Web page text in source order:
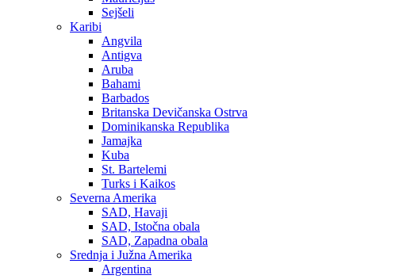
Sejšeli
Karibi
Angvila
Antigva
Aruba
Bahami
Barbados
Britanska Devičanska Ostrva
Dominikanska Republika
Jamajka
Kuba
St. Bartelemi
Turks i Kaikos
Severna Amerika
SAD, Havaji
SAD, Istočna obala
SAD, Zapadna obala
Srednja i Južna Amerika
Argentina